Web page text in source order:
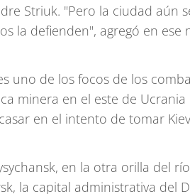
Striuk. "Pero la ciudad aún
la defienden", agregó en ese
uno de los focos de los
minera en el este de
en el intento de tomar
en la otra orilla del
la capital administrativa del